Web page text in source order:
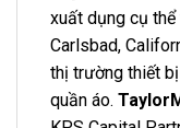
xuất dụng cụ
Carlsbad,
thị trường thiết
quần áo.